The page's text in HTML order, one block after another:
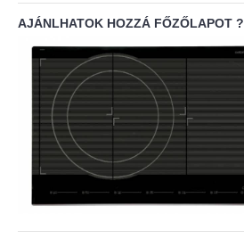
AJÁNLHATOK HOZZÁ FŐZŐLAPOT ?